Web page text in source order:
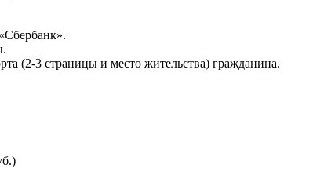
(2-3 страницы и место жительства) гражданина.